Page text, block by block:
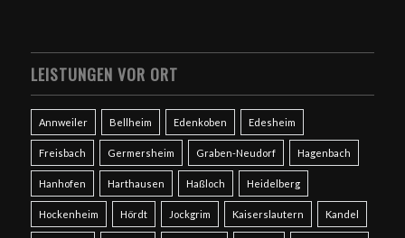
LEISTUNGEN VOR ORT
Annweiler Bellheim Edenkoben Edesheim
Freisbach Germersheim Graben-Neudorf Hagenbach
Hanhofen Harthausen Haßloch Heidelberg
Hockenheim Hördt Jockgrim Kaiserslautern Kandel